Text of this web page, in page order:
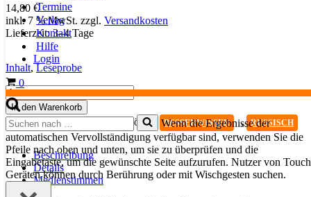
Termine
Verlag
Kontakt
Hilfe
Login
Warenkorb
0
Suchen
nach …
Wenn die Ergebnisse der
automatischen Vervollständigung verfügbar sind, verwenden Sie die
Pfeile nach oben und unten, um sie zu überprüfen und die
Eingabetaste, um die gewünschte Seite aufzurufen. Nutzer von
Geräten können durch Berührung oder mit Wischgesten suchen.
14,80 €
inkl. 7 % MwSt. zzgl. Versandkosten
Lieferzeit:3–4 Tage
Inhalt,Leseprobe
Russisch
für
Besserwisser,
Bd.
2
Menge
In den Warenkorb
Kategorie:Russisch Schlagwörter: BESSERWISSER , RUSSISCH
Beschreibung
Details
Medienstimmen